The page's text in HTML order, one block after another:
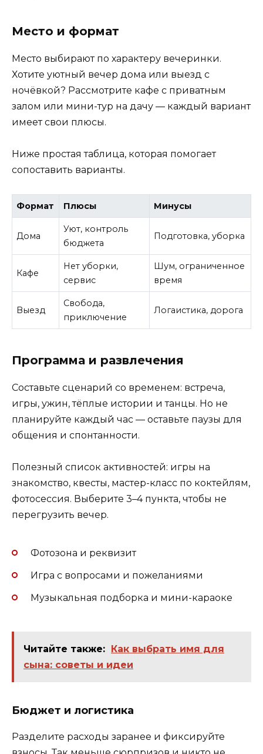
Место и формат
Место выбирают по характеру вечеринки.
Хотите уютный вечер дома или выезд с
ночёвкой? Рассмотрите кафе с приватным
залом или мини-тур на дачу — каждый вариант
имеет свои плюсы.
Ниже простая таблица, которая помогает
сопоставить варианты.
Формат Плюсы Минусы
Дома
Уют, контроль
бюджета
Подготовка, уборка
Кафе
Нет уборки,
сервис
Шум, ограниченное
время
Выезд
Свобода,
приключение
Логаистика, дорога
Программа и развлечения
Составьте сценарий со временем: встреча,
игры, ужин, тёплые истории и танцы. Но не
планируйте каждый час — оставьте паузы для
общения и спонтанности.
Полезный список активностей: игры на
знакомство, квесты, мастер-класс по коктейлям,
фотосессия. Выберите 3–4 пункта, чтобы не
перегрузить вечер.
Фотозона и реквизит
Игра с вопросами и пожеланиями
Музыкальная подборка и мини-караоке
Читайте также: Как выбрать имя для
сына: советы и идеи
Бюджет и логистика
Разделите расходы заранее и фиксируйте